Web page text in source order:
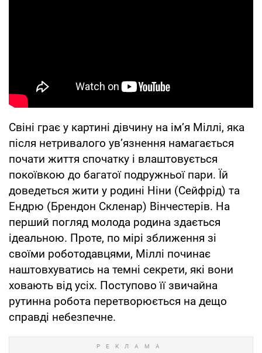
Свіні грає у картині дівчину на ім’я Міллі, яка
після нетривалого ув’язнення намагається
почати життя спочатку і влаштовується
покоївкою до багатої подружньої пари. Їй
доведеться жити у родині Ніни (Сейфрід) та
Ендрю (Брендон Скленар) Вінчестерів. На
перший погляд молода родина здається
ідеальною. Проте, по мірі зближення зі
своїми роботодавцями, Міллі починає
наштовхуватись на темні секрети, які вони
ховають від усіх. Поступово її звичайна
рутинна робота перетворюється на дещо
справді небезпечне.